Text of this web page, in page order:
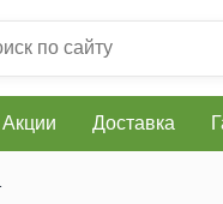
Акции Доставка